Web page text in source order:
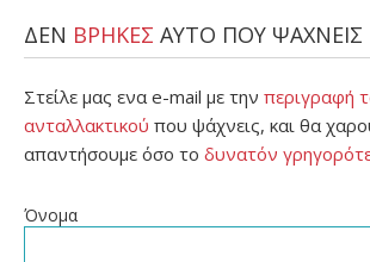
ΔΕΝ ΒΡΗΚΕΣ ΑΥΤΟ ΠΟΥ ΨΑΧΝΕΙΣ
Στείλε μας ενα e-mail με την περιγραφή
ανταλλακτικού που ψάχνεις, και θα
απαντήσουμε όσο το δυνατόν
Όνομα